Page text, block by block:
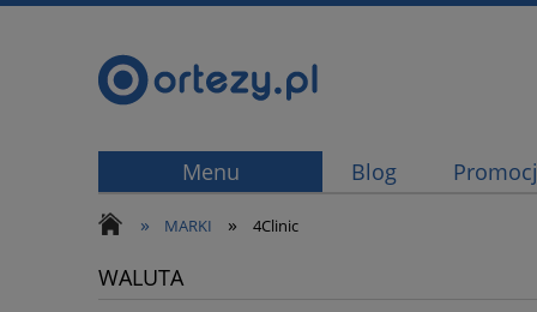
Menu Blog
» MARKI » 4Clinic
WALUTA